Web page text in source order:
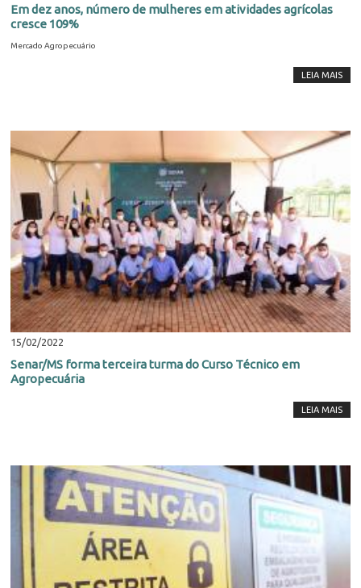
Em dez anos, número de mulheres em atividades agrícolas
cresce 109%
Mercado Agropecuário
LEIA MAIS
15/02/2022
Senar/MS forma terceira turma do Curso Técnico em
Agropecuária
LEIA MAIS